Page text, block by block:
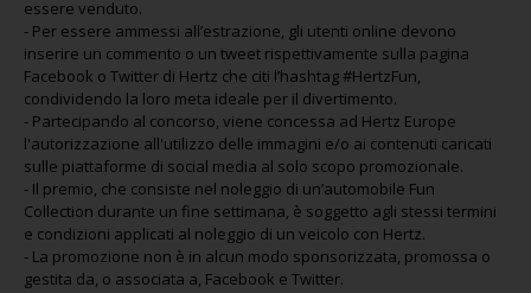
essere venduto.
- Per essere ammessi all’estrazione, gli utenti online devono
inserire un commento o un tweet rispettivamente sulla pagina
Facebook o Twitter di Hertz che citi l’hashtag#HertzFun,
condividendo la loro meta ideale per il divertimento.
- Partecipando al concorso, viene concessa ad Hertz Europe
l'autorizzazione all'utilizzo delle immagini e/o ai contenuti caricati
sulle piattaforme di social media al solo scopo promozionale.
- Il premio, che consiste nel noleggio di un’automobile Fun
Collection durante un fine settimana, è soggetto agli stessi termini
e condizioni applicati al noleggio di un veicolo con Hertz.
- La promozione non è in alcun modo sponsorizzata, promossa o
gestita da, o associata a, Facebook e Twitter.